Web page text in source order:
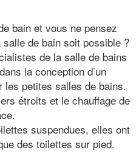
bain et vous ne pensez
salle de bain soit possible ?
de la salle de bains
la conception d’un
les petites salles de bains.
étroits et le chauffage de
suspendues, elles ont
des toilettes sur pied.